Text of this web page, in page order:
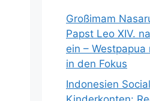
Großimam
Papst Leo XIV.
ein –
in den Fokus
Indonesien